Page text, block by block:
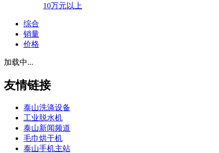
10万元以上
综合
销量
价格
加载中...
友情链接
泰山洗涤设备
工业脱水机
泰山新闻频道
毛巾烘干机
泰山手机主站